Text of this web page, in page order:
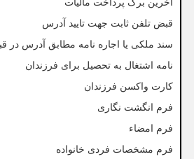
آخرین برگ پرداخت مالیات
قبض تلفن ثابت جهت تایید آدرس
سند ملکی یا اجاره نامه مطابق آدرس در
نامه اشتغال به تحصیل برای فرزندان
کارت واکسن فرزندان
فرم انگشت نگاری
فرم امضاء
فرم مشخصات فردی خانواده